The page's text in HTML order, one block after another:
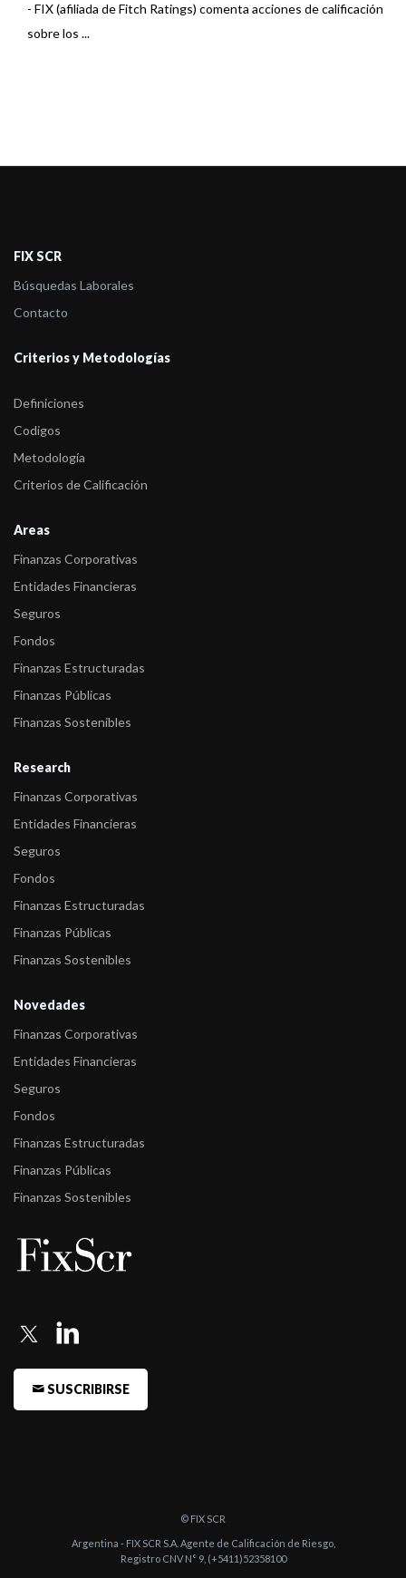
- FIX (afiliada de Fitch Ratings) comenta acciones de calificación
sobre los ...
FIX SCR
Búsquedas Laborales
Contacto
Criterios y Metodologías
Definiciones
Codigos
Metodología
Criterios de Calificación
Areas
Finanzas Corporativas
Entidades Financieras
Seguros
Fondos
Finanzas Estructuradas
Finanzas Públicas
Finanzas Sostenibles
Research
Finanzas Corporativas
Entidades Financieras
Seguros
Fondos
Finanzas Estructuradas
Finanzas Públicas
Finanzas Sostenibles
Novedades
Finanzas Corporativas
Entidades Financieras
Seguros
Fondos
Finanzas Estructuradas
Finanzas Públicas
Finanzas Sostenibles
SUSCRIBIRSE
© FIX SCR
Argentina - FIX SCR S.A. Agente de Calificación de Riesgo,
Registro CNV N° 9, (+5411)52358100